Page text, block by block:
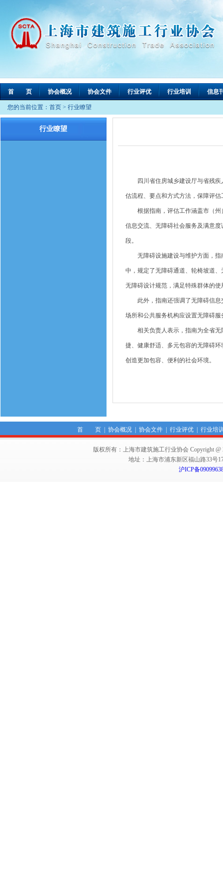
首 页 协会概况 协会文件 行业评优 行业培训 信息
您的当前位置： 首页 > 行业瞭望
行业瞭望
四川省住房城乡建设厅与省残疾
估流程、要点和方式方法，保障评
根据指南，评估工作涵盖市（州
信息交流、无障碍社会服务及满意
段。
无障碍设施建设与维护方面，指
中，规定了无障碍通道、轮椅坡道
无障碍设计规范，满足特殊群体的使
此外，指南还强调了无障碍信息
场所和公共服务机构应设置无障碍
相关负责人表示，指南为全省无
捷、健康舒适、多元包容的无障碍
创造更加包容、便利的社会环境。
首 页| 协会概况| 协会文件| 行业评优| 行业培
版权所有：上海市建筑施工行业协会 Copyright @
地址：上海市浦东新区福山路33号
沪ICP备